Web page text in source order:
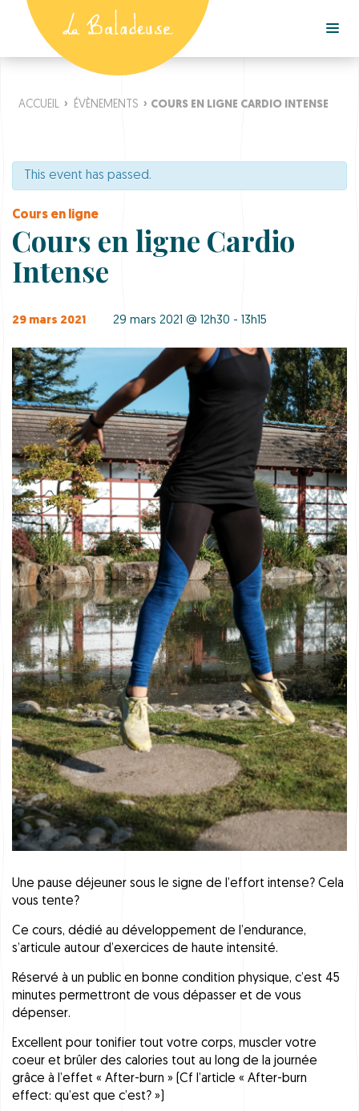
ACCUEIL › ÉVÈNEMENTS › COURS EN LIGNE CARDIO INTENSE
This event has passed.
Cours en ligne
Cours en ligne Cardio
Intense
29 mars 2021 29 mars 2021 @ 12h30 - 13h15
Une pause déjeuner sous le signe de l’effort intense? Cela
vous tente?
Ce cours, dédié au développement de l’endurance,
s’articule autour d’exercices de haute intensité.
Réservé à un public en bonne condition physique, c’est 45
minutes permettront de vous dépasser et de vous
dépenser.
Excellent pour tonifier tout votre corps, muscler votre
coeur et brûler des calories tout au long de la journée
grâce à l’effet « After-burn » (Cf l’article « After-burn
effect: qu’est que c’est? »)